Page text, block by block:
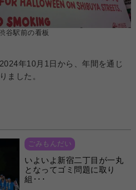
谷駅前の看板
年10月1日から、年間を通じ
ました。
ごみもんだい
いよいよ新宿二丁目が一丸
となってゴミ問題に取り
組･･･